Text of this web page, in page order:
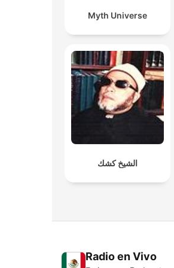
Myth Universe
الشيخ كشك
Radio en Vivo